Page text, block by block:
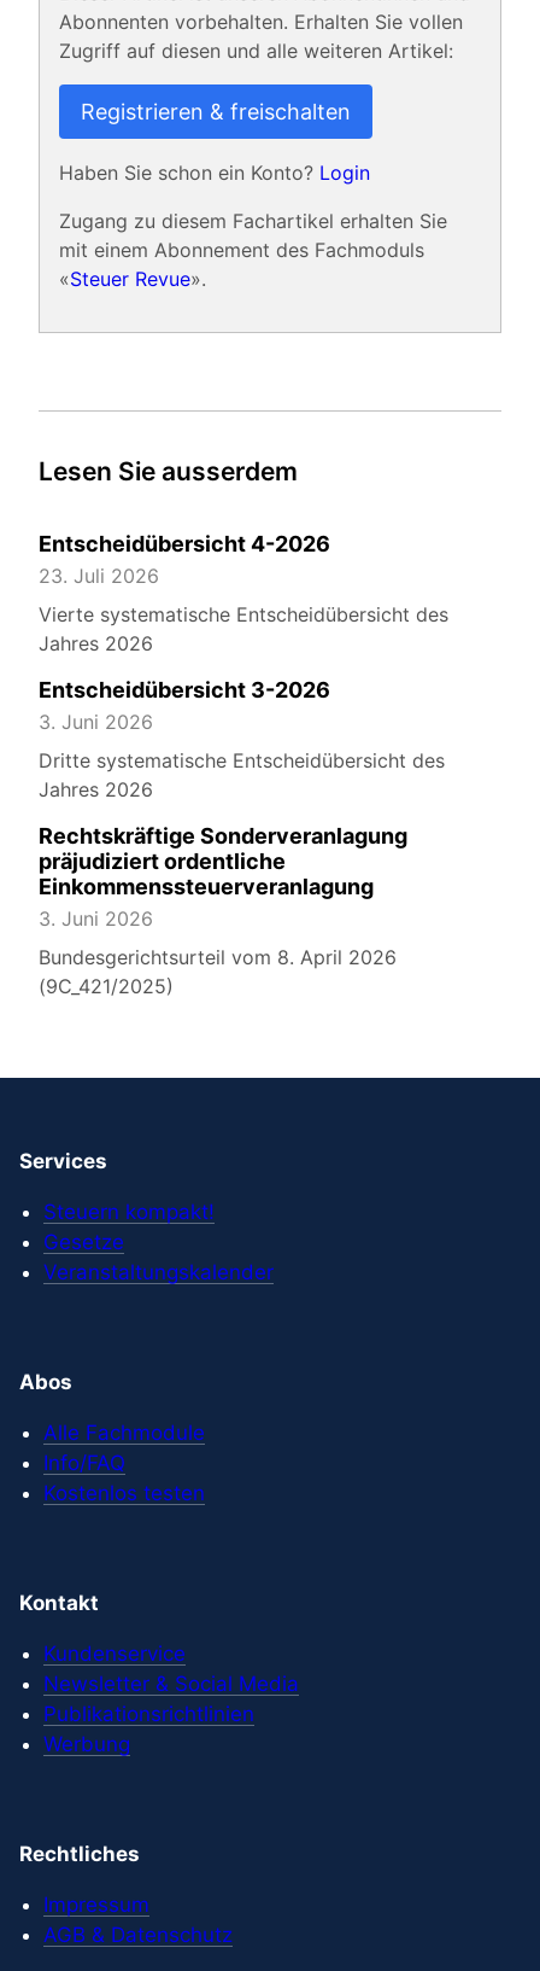
Abonnenten vorbehalten. Erhalten Sie vollen
Zugriff auf diesen und alle weiteren Artikel:
Registrieren & freischalten
Haben Sie schon ein Konto? Login
Zugang zu diesem Fachartikel erhalten Sie
mit einem Abonnement des Fachmoduls
«Steuer Revue».
Lesen Sie ausserdem
Entscheidübersicht 4-2026
23. Juli 2026
Vierte systematische Entscheidübersicht des
Jahres 2026
Entscheidübersicht 3-2026
3. Juni 2026
Dritte systematische Entscheidübersicht des
Jahres 2026
Rechtskräftige Sonderveranlagung
präjudiziert ordentliche
Einkommenssteuerveranlagung
3. Juni 2026
Bundesgerichtsurteil vom 8. April 2026
(9C_421/2025)
Services
Steuern kompakt!
Gesetze
Veranstaltungskalender
Abos
Alle Fachmodule
Info/FAQ
Kostenlos testen
Kontakt
Kundenservice
Newsletter & Social Media
Publikationsrichtlinien
Werbung
Rechtliches
Impressum
AGB & Datenschutz